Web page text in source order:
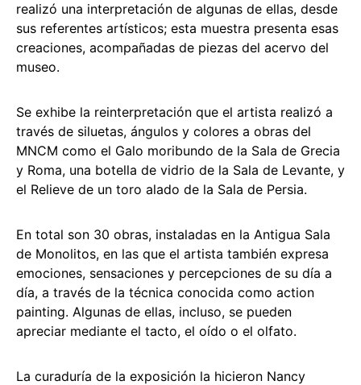
realizó una interpretación de algunas de ellas, desde
sus referentes artísticos; esta muestra presenta esas
creaciones, acompañadas de piezas del acervo del
museo.
Se exhibe la reinterpretación que el artista realizó a
través de siluetas, ángulos y colores a obras del
MNCM como el Galo moribundo de la Sala de Grecia
y Roma, una botella de vidrio de la Sala de Levante, y
el Relieve de un toro alado de la Sala de Persia.
En total son 30 obras, instaladas en la Antigua Sala
de Monolitos, en las que el artista también expresa
emociones, sensaciones y percepciones de su día a
día, a través de la técnica conocida como action
painting. Algunas de ellas, incluso, se pueden
apreciar mediante el tacto, el oído o el olfato.
La curaduría de la exposición la hicieron Nancy